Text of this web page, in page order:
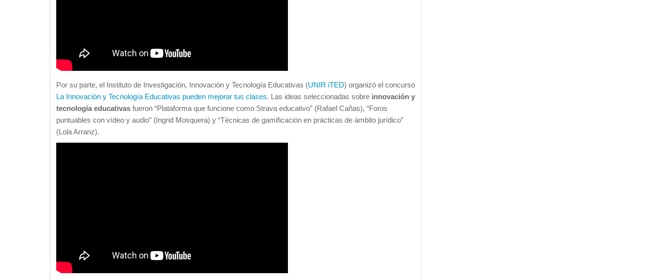
Por su parte, el Instituto de Investigación, Innovación y Tecnología Educativas (UNIR iTED) organizó el concurso
La Innovación y Tecnología Educativas pueden mejorar tus clases. Las ideas seleccionadas sobre innovación y
tecnología educativas fueron “Plataforma que funcione como Strava educativo” (Rafael Cañas), “Foros
puntuables con vídeo y audio” (Ingrid Mosquera) y “Técnicas de gamificación en prácticas de ámbito jurídico”
(Lola Arranz).